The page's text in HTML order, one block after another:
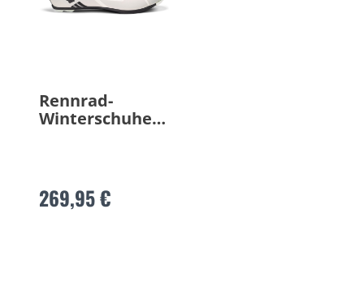
Rennrad-
Winterschuhe
269,95 €